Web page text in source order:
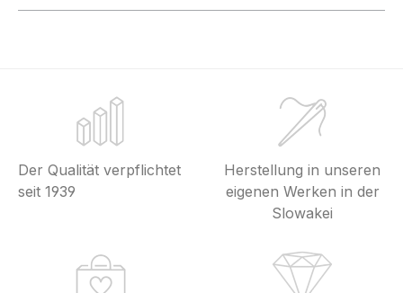
Der Qualität verpflichtet
seit 1939
Herstellung in unseren
eigenen Werken in der
Slowakei